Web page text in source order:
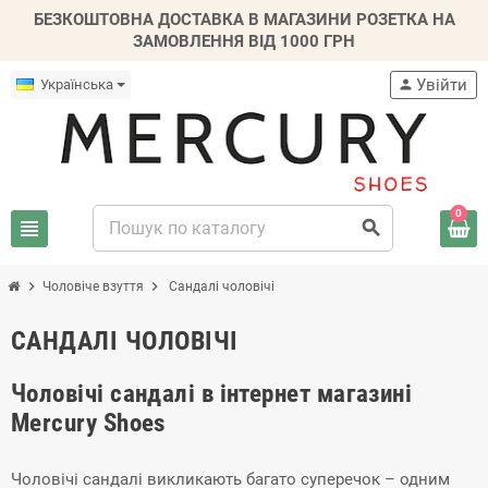
БЕЗКОШТОВНА ДОСТАВКА В МАГАЗИНИ РОЗЕТКА НА
ЗАМОВЛЕННЯ ВІД 1000 ГРН
Українська
view_headline search
person Увійти
0
chevron_right Чоловіче взуття chevron_right Сандалі чоловічі
САНДАЛІ ЧОЛОВІЧІ
Чоловічі сандалі в інтернет магазині
Mercury Shoes
Чоловічі сандалі викликають багато суперечок – одним